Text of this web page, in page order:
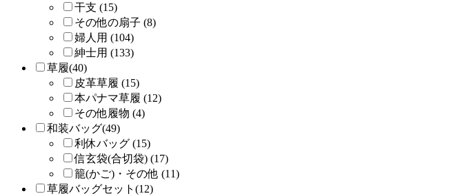
干支 (15)
その他の扇子 (8)
婦人用 (104)
紳士用 (133)
草履(40)
皮革草履 (15)
本パナマ草履 (12)
その他履物 (4)
和装バッグ(49)
利休バッグ (15)
信玄袋(合切袋) (17)
籠(かご)・その他 (11)
草履バッグセット(12)